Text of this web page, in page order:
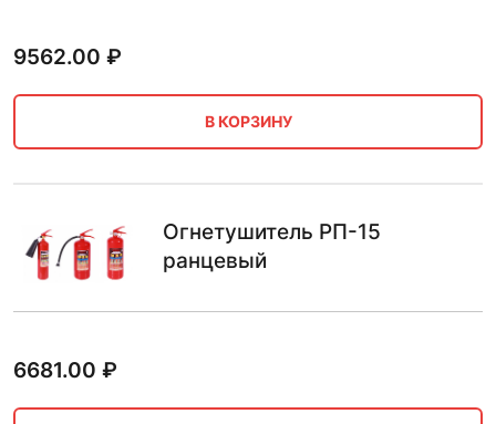
9562.00 ₽
В КОРЗИНУ
Огнетушитель РП-15
ранцевый
6681.00 ₽